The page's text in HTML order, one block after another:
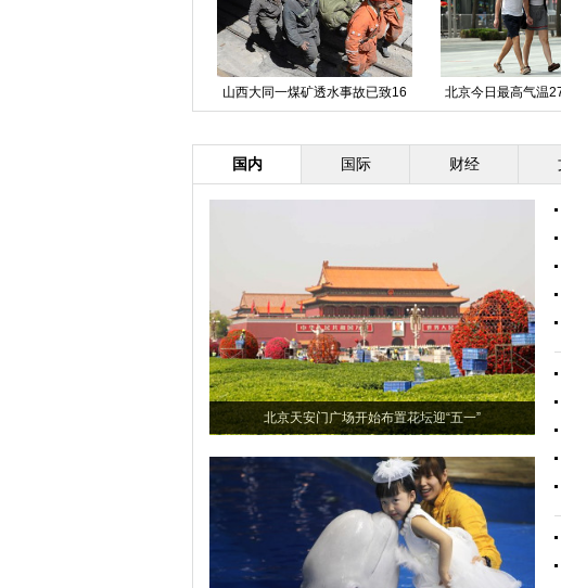
山西大同一煤矿透水事故已致16
人遇难
北京今日最高气温
春以来最暖
国内 国际 财经
北京天安门广场开始布置花坛迎“五一”